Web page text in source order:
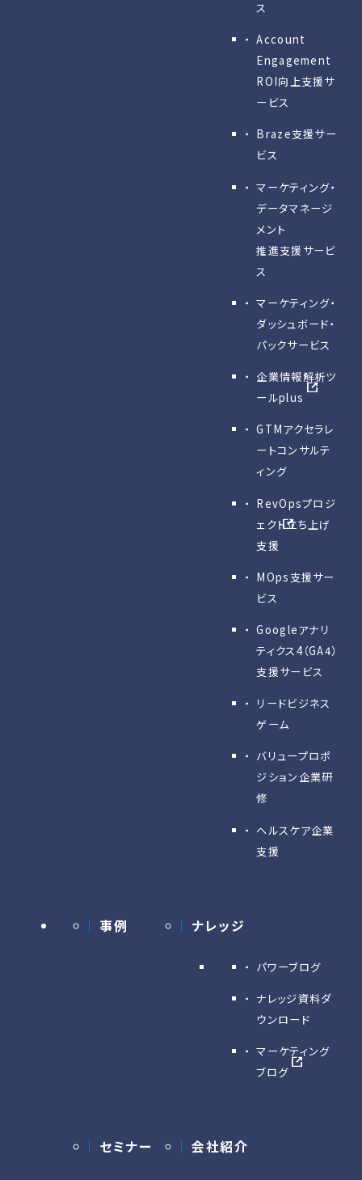
ス
Account
Engagement
ROI向上支援サ
ービス
Braze支援サー
ビス
マーケティング・
データマネージ
メント
推進支援サービ
ス
マーケティング・
ダッシュボード・
パックサービス
企業情報解析ツ
ールplus
GTMアクセラレ
ートコンサルテ
ィング
RevOpsプロジ
ェクト立ち上げ
支援
MOps支援サー
ビス
Googleアナリ
ティクス4（GA4）
支援サービス
リードビジネス
ゲーム
バリュープロポ
ジション企業研
修
ヘルスケア企業
支援
事例 ナレッジ
パワーブログ
ナレッジ資料ダ
ウンロード
マーケティング
ブログ
セミナー 会社紹介